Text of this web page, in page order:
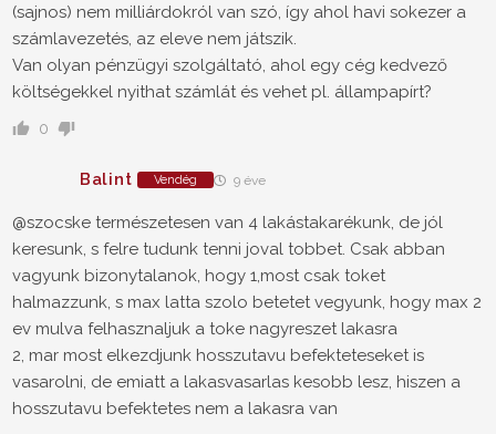
(sajnos) nem milliárdokról van szó, így ahol havi sokezer a
számlavezetés, az eleve nem játszik.
Van olyan pénzügyi szolgáltató, ahol egy cég kedvező
költségekkel nyithat számlát és vehet pl. állampapírt?
0
Balint Vendég 9 éve
@szocske természetesen van 4 lakástakarékunk, de jól
keresunk, s felre tudunk tenni joval tobbet. Csak abban
vagyunk bizonytalanok, hogy 1,most csak toket
halmazzunk, s max latta szolo betetet vegyunk, hogy max 2
ev mulva felhasznaljuk a toke nagyreszet lakasra
2, mar most elkezdjunk hosszutavu befekteteseket is
vasarolni, de emiatt a lakasvasarlas kesobb lesz, hiszen a
hosszutavu befektetes nem a lakasra van